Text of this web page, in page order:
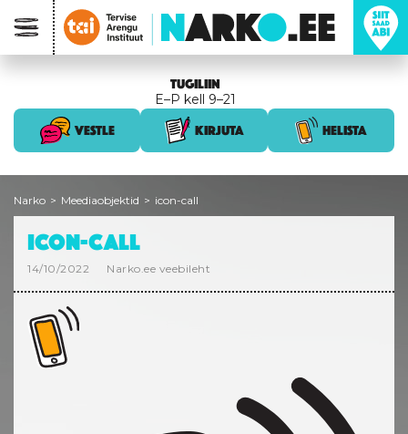
TUGILIIN
E–P kell 9–21
VESTLE
KIRJUTA HELISTA
Narko > Meediaobjektid > icon-call
ICON-CALL
14/10/2022 Narko.ee veebileht